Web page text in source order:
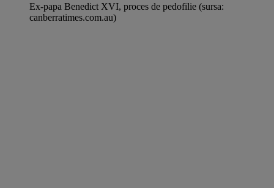
Ex-papa Benedict XVI, proces de pedofilie (sursa:
canberratimes.com.au)